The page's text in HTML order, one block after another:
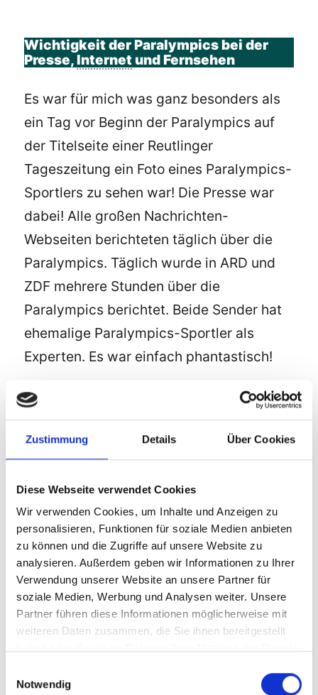
Zustimmung Details Über Cookies
Diese Webseite verwendet Cookies
Wir verwenden Cookies, um Inhalte und Anzeigen zu
personalisieren, Funktionen für soziale Medien anbieten
zu können und die Zugriffe auf unsere Website zu
analysieren. Außerdem geben wir Informationen zu Ihrer
Verwendung unserer Website an unsere Partner für
soziale Medien, Werbung und Analysen weiter. Unsere
Partner führen diese Informationen möglicherweise mit
weiteren Daten zusammen, die Sie ihnen bereitgestellt
Notwendig
Wichtigkeit der Paralympics bei der
Presse,Internet und Fernsehen
Es war für mich was ganz besonders als
ein Tag vor Beginn der Paralympics auf
der Titelseite einer Reutlinger
Tageszeitung ein Foto eines Paralympics-
Sportlers zu sehen war! Die Presse war
dabei! Alle großen Nachrichten-
Webseiten berichteten täglich über die
Paralympics. Täglich wurde in ARD und
ZDF mehrere Stunden über die
Paralympics berichtet. Beide Sender hat
ehemalige Paralympics-Sportler als
Experten. Es war einfach phantastisch!
Das abschneiden des deutschen Teams
aber fein! Anna Schaffelhuber schaffte
von 5 Wettbewerben 5 Goldmedaillen. Sie
ist zweifelsohne ein Paralympics-Star!
Andrea Eskau zeigte mit Ihren zwei
Goldmedaillen, dass auch bei Ihr mehr
drin gewesen wäre, wenn die Gesundheit
zweimal nicht fit und musste den